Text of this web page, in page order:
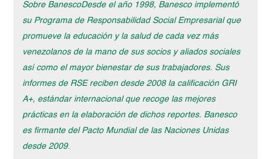
Sobre BanescoDesde el año 1998, Banesco implementó
su Programa de Responsabilidad Social Empresarial que
promueve la educación y la salud de cada vez más
venezolanos de la mano de sus socios y aliados sociales
así como el mayor bienestar de sus trabajadores. Sus
informes de RSE reciben desde 2008 la calificación GRI
A+, estándar internacional que recoge las mejores
prácticas en la elaboración de dichos reportes. Banesco
es firmante del Pacto Mundial de las Naciones Unidas
desde 2009.